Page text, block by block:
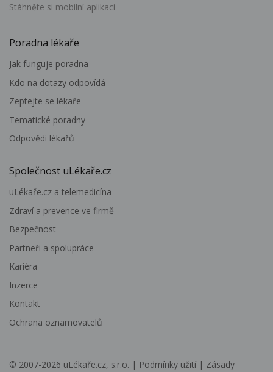
Stáhněte si mobilní aplikaci
Poradna lékaře
Jak funguje poradna
Kdo na dotazy odpovídá
Zeptejte se lékaře
Tematické poradny
Odpovědi lékařů
Společnost uLékaře.cz
uLékaře.cz a telemedicína
Zdraví a prevence ve firmě
Bezpečnost
Partneři a spolupráce
Kariéra
Inzerce
Kontakt
Ochrana oznamovatelů
© 2007-2026 uLékaře.cz, s.r.o. | Podmínky užití | Zásady